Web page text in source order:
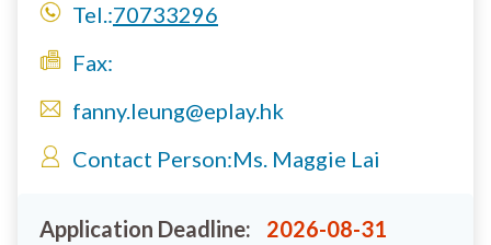
Tel.:70733296
Fax:
fanny.leung@eplay.hk
Contact Person:Ms. Maggie Lai
Application Deadline: 2026-08-31